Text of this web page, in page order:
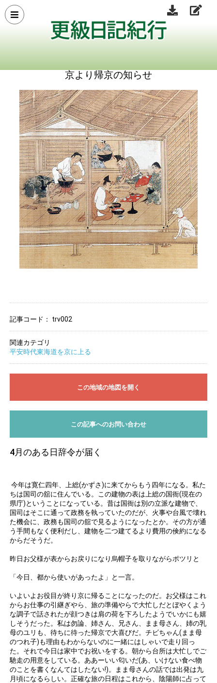
京より帰京の知らせ
記事コード： trv002
関連カテゴリ
平安時代東海道を京に上る
この地域の地図を開く
この記事へのお問い合わせ
4月のある日辞令が届く
今年は寛仁四年、上総(かずさ)に来てからもう四年になる。私た
ちは国司の舘に住んでいる。この建物の表は上総の国衙(現在の
県庁)ということになっている。昔は国衙は別の立派な建物で、
国司はそこに通って政務を執っていたのだが、火事や台風で壊れ
た機会に、政務も国司の舘で見るようになったとか。その方が通
う手間もなく便利だし、建物を二つ建てるより費用の倹約になる
からだそうだ。
昨日お父様が表からお戻りになり烏帽子を取りながらポツリと
「今日、都から使いがあったよ」と一言。
いよいよお役目が終り京に帰ることになったのだ。お父様はこれ
からお仕事の引継ぎやら、旅の準備やらで大忙しだとぼやくよう
な調子で話されたが顔つきは肩の荷を下ろしたようでいかにも嬉
しそうだった。私は勿論、姉さん、兄さん、まま母さん、姉の乳
母のユリも、待ちに待った帰京で大喜びだ。チビちゃん(まま母
のつれ子)も理由もわからないのに一緒にはしゃいで走り回っ
た。それで今日は家中でお祝いをする。朝から台所は大忙しでご
馳走の用意をしている。ああーいい匂いだ(あ、いけない食べ物
のことを書くなんてはしたない!)。まま母さんの話では出発は九
月頃になるらしい。正確な旅の日程はこれから、陰陽師に占って